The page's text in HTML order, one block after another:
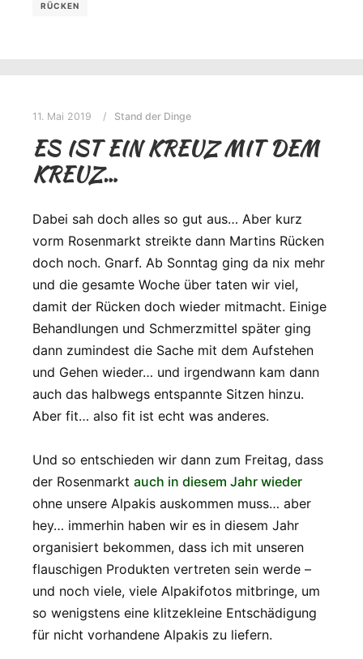
RÜCKEN
11. Mai 2019 Stand der Dinge
ES IST EIN KREUZ MIT DEM
KREUZ…
Dabei sah doch alles so gut aus… Aber kurz
vorm Rosenmarkt streikte dann Martins Rücken
doch noch. Gnarf. Ab Sonntag ging da nix mehr
und die gesamte Woche über taten wir viel,
damit der Rücken doch wieder mitmacht. Einige
Behandlungen und Schmerzmittel später ging
dann zumindest die Sache mit dem Aufstehen
und Gehen wieder… und irgendwann kam dann
auch das halbwegs entspannte Sitzen hinzu.
Aber fit… also fit ist echt was anderes.
Und so entschieden wir dann zum Freitag, dass
der Rosenmarkt auch in diesem Jahr wieder
ohne unsere Alpakis auskommen muss… aber
hey… immerhin haben wir es in diesem Jahr
organisiert bekommen, dass ich mit unseren
flauschigen Produkten vertreten sein werde –
und noch viele, viele Alpakifotos mitbringe, um
so wenigstens eine klitzekleine Entschädigung
für nicht vorhandene Alpakis zu liefern.